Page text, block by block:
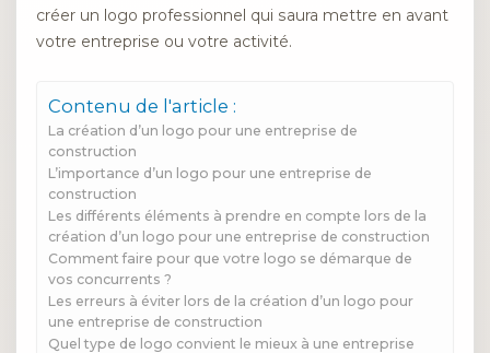
créer un logo professionnel qui saura mettre en avant
votre entreprise ou votre activité.
Contenu de l'article :
La création d’un logo pour une entreprise de
construction
L’importance d’un logo pour une entreprise de
construction
Les différents éléments à prendre en compte lors de la
création d’un logo pour une entreprise de construction
Comment faire pour que votre logo se démarque de
vos concurrents ?
Les erreurs à éviter lors de la création d’un logo pour
une entreprise de construction
Quel type de logo convient le mieux à une entreprise